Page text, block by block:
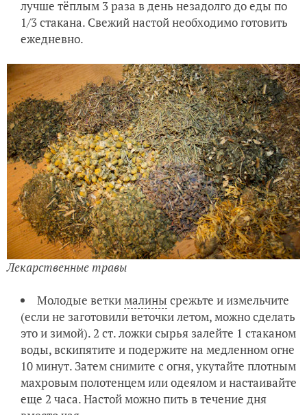
лучше тёплым 3 раза в день незадолго до еды по
1/3 стакана. Свежий настой необходимо готовить
ежедневно.
Лекарственные травы
Молодые веткималины срежьте и измельчите
(если не заготовили веточки летом, можно сделать
это и зимой). 2 ст. ложки сырья залейте 1 стаканом
воды, вскипятите и подержите на медленном огне
10 минут. Затем снимите с огня, укутайте плотным
махровым полотенцем или одеялом и настаивайте
еще 2 часа. Настой можно пить в течение дня